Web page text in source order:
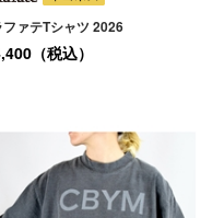
ファテTシャツ 2026
（税込）